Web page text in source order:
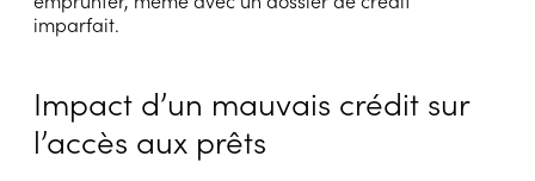
imparfait.
Impact d’un mauvais crédit sur
l’accès aux prêts